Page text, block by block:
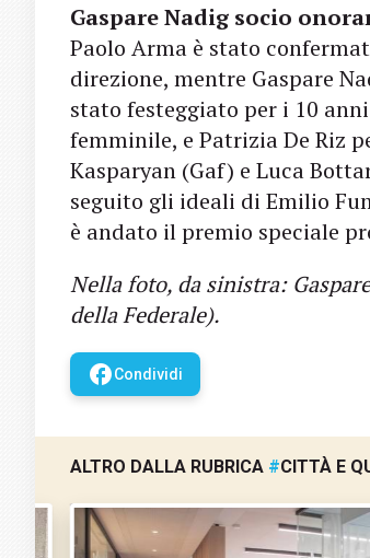
Gaspare Nadig socio
Paolo Arma è stato
direzione, mentre Gaspare
stato festeggiato per i 10
femminile, e Patrizia De Riz
Kasparyan (Gaf) e Luca
seguito gli ideali di Emilio
è andato il premio speciale
Nella foto, da sinistra:
della Federale).
facebookCondividi
ALTRO DALLA RUBRICA #CITTÀ E